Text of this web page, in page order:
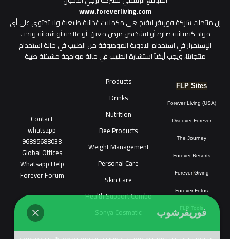
www.foreverliving.com
​إن منتجات شركة فوريفر ليفيج هي مكملات غذائية طبيعية ولا تحتوي علي أي
مواد كيميائية ضارة أو لتشخيص مرض معين أو علاجه أو شفائه ويجب
الإستمرار في استخدام الادوية الموصوفة من الطبيب في حالة استخدام
منتجاتنا، ويجب أيضاً استشارة الطبيب في حالة مواجهة مشكلة طبية
FLP Sites
Forever Living (USA)
Discover Forever
The Journey
Forever Resorts
Forever Giving
Forever Fotos
FLP Tools
Products
Drinks
Nutrition
Bee Products
Weight Management
Personal Care
Skin Care
Health Support Combo
Sonya Cosmatic
Contact
whatsapp
96895688038
Global Offices
Whatsapp Help
Forever Forum
فوريفرشوب